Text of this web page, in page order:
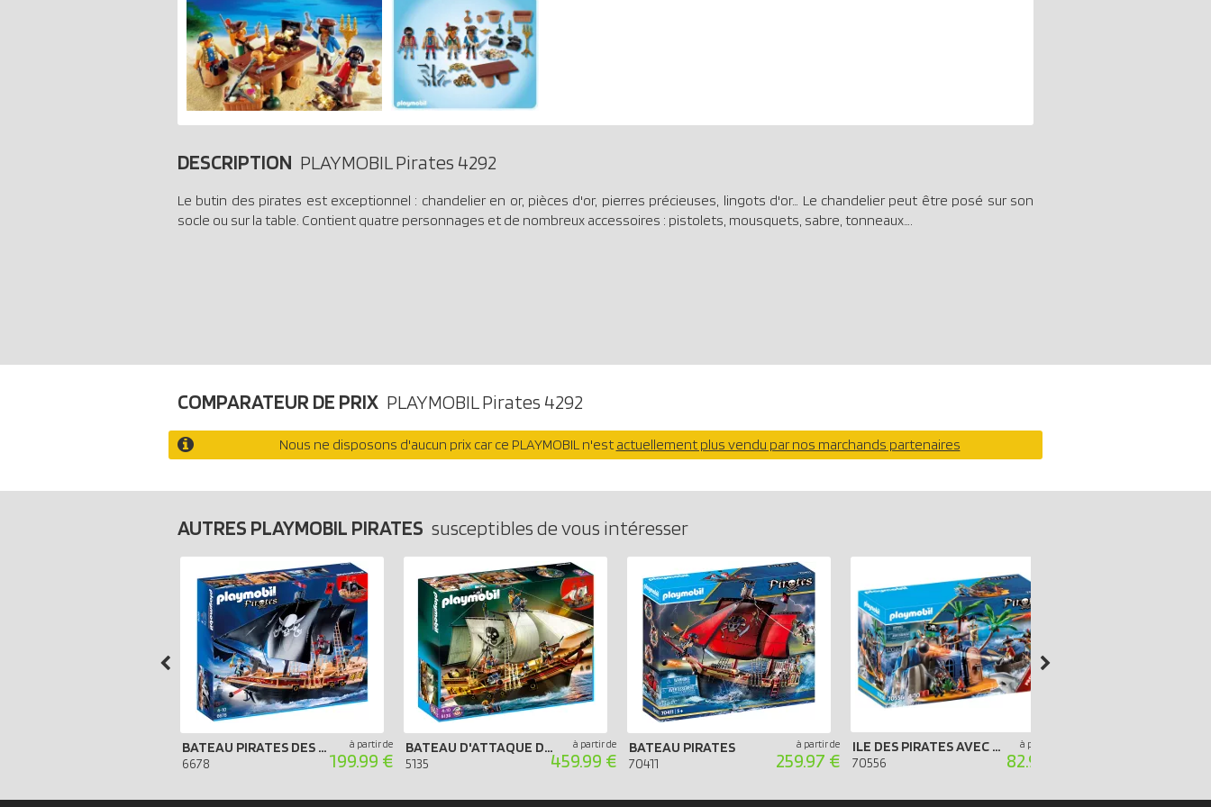
DESCRIPTION PLAYMOBIL Pirates 4292
Le butin des pirates est exceptionnel : chandelier en or, pièces d'or, pierres précieuses, lingots d'or… Le chandelier peut être posé sur son
socle ou sur la table. Contient quatre personnages et de nombreux accessoires : pistolets, mousquets, sabre, tonneaux….
COMPARATEUR DE PRIX PLAYMOBIL Pirates 4292
Nous ne disposons d'aucun prix car ce PLAYMOBIL n'est actuellement plus vendu par nos marchands partenaires
AUTRES PLAYMOBIL PIRATES susceptibles de vous intéresser
BATEAU PIRATES DES TÉNÈBRES
6678
à partir de
199.99 €
BATEAU D'ATTAQUE DES PIRATES
5135
à partir de
459.99 €
BATEAU PIRATES
70411
à partir de
259.97 €
ILE DES PIRATES AVEC CACHETTES AU TRÉSOR
70556
à partir de
82.90 €